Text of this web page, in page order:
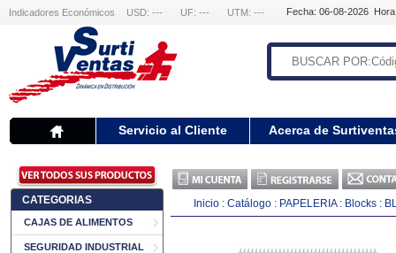
Indicadores Económicos USD: --- UF: --- UTM: --- Fecha: 06-08-2026
Servicio al Cliente Acerca de
CATEGORIAS
CAJAS DE ALIMENTOS
SEGURIDAD INDUSTRIAL
Inicio : Catálogo : PAPELERIA: Blocks :